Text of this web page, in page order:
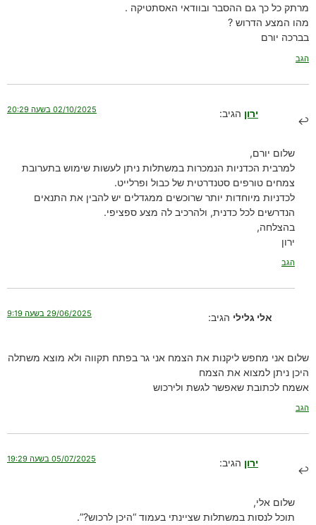
מרתק כל כך גם ההסבר ובוודאי האסתטיקה .
מהו המצע הדרוש ?
בברכה יורם
הגב
ירון הגיב: 02/10/2025 בשעה 20:29
שלום יורם,
למרבית הכדניות הנמכרות במשתלות ניתן לעשות שימוש בתערובת
צמחים טורפים סטנדרטית של כבול ופרלייט.
לכדניות מיוחדות יותר שרוכשים ממגדלים יש להבין את התנאים
הנדרשים לכל כדנית, ולהרכיב לה מצע ספציפי.
בהצלחה,
ירון
הגב
אלי גלילי הגיב: 29/06/2025 בשעה 9:19
שלום אני מחפש ליקנות את הצמח אני גר בפתח תקווה ולא מוצא משתלה
היכן ניתן למצוא את הצמח
אשמח לכתובת שאפשר לגשת ולירכוש
הגב
ירון הגיב: 05/07/2025 בשעה 19:29
שלום אלי,
תוכל לנסות במשתלות שציינתי בעמוד “היכן לרכוש?”.